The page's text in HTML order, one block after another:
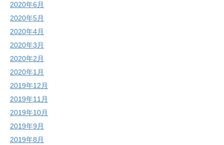
2020年6月
2020年5月
2020年4月
2020年3月
2020年2月
2020年1月
2019年12月
2019年11月
2019年10月
2019年9月
2019年8月